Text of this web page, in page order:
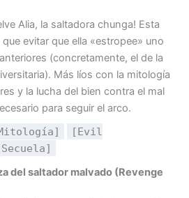
Alia, la saltadora chunga! Esta
evitar que ella «estropee» uno
(concretamente, el de la
Más líos con la mitología
y la lucha del bien contra el mal
para seguir el arco.
[Evil
del saltador malvado (Revenge